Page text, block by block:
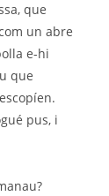
que
un abre
e-hi
que
pus, i